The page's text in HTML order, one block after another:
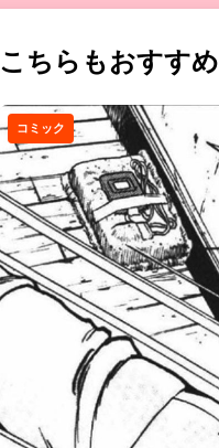
こちらもおすすめ
コミック